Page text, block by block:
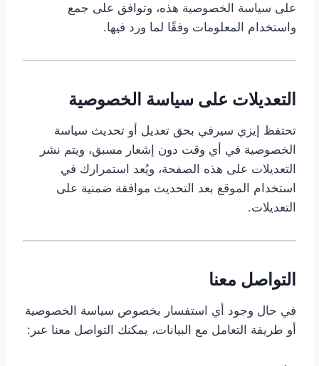
على سياسة الخصوصية هذه، وتوافق على جمع
واستخدام المعلومات وفقًا لما ورد فيها.
التعديلات على سياسة الخصوصية
تحتفظ إيزي سيرفي بحق تعديل أو تحديث سياسة
الخصوصية في أي وقت دون إشعار مسبق، ويتم نشر
التعديلات على هذه الصفحة، ويُعد استمرارك في
استخدام الموقع بعد التحديث موافقة ضمنية على
التعديلات.
التواصل معنا
في حال وجود أي استفسار بخصوص سياسة الخصوصية
أو طريقة التعامل مع البيانات، يمكنك التواصل معنا عبر: